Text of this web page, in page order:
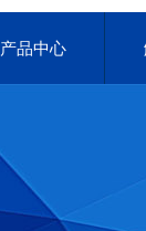
产品中心